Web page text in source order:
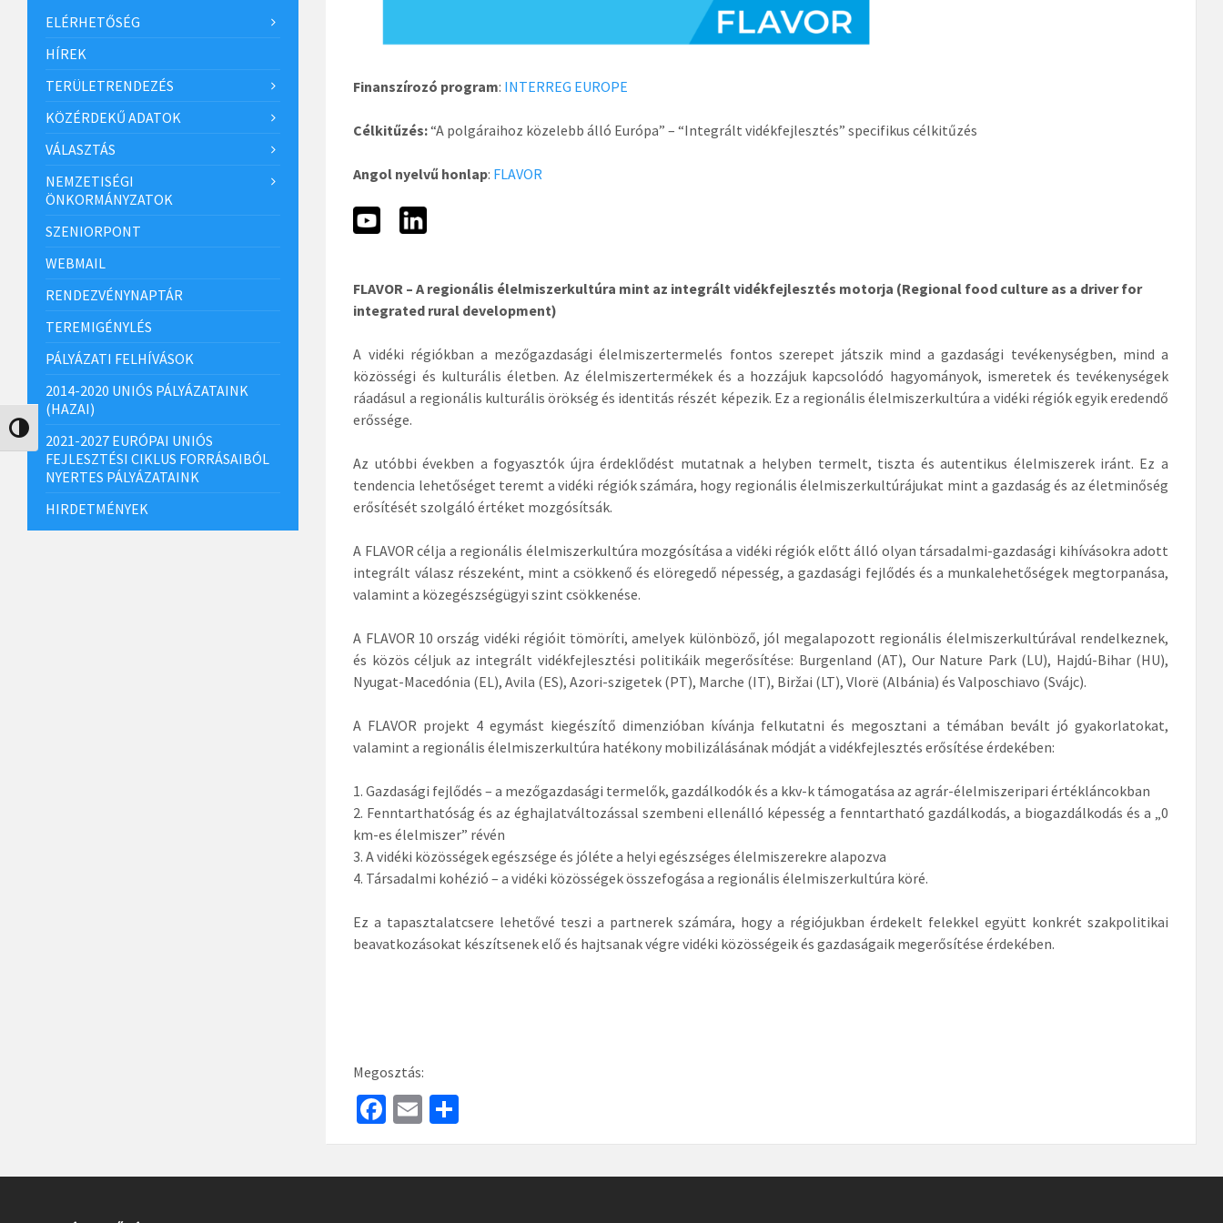
Nagy kontraszt váltása
Finanszírozó program: INTERREG EUROPE
Célkitűzés:“A polgáraihoz közelebb álló Európa” – “Integrált vidékfejlesztés” specifikus célkitűzés
Angol nyelvű honlap: FLAVOR
FLAVOR – A regionális élelmiszerkultúra mint az integrált vidékfejlesztés motorja (Regional food culture as a driver for
integrated rural development)
A vidéki régiókban a mezőgazdasági élelmiszertermelés fontos szerepet játszik mind a gazdasági tevékenységben, mind a
közösségi és kulturális életben. Az élelmiszertermékek és a hozzájuk kapcsolódó hagyományok, ismeretek és tevékenységek
ráadásul a regionális kulturális örökség és identitás részét képezik. Ez a regionális élelmiszerkultúra a vidéki régiók egyik eredendő
erőssége.
Az utóbbi években a fogyasztók újra érdeklődést mutatnak a helyben termelt, tiszta és autentikus élelmiszerek iránt. Ez a
tendencia lehetőséget teremt a vidéki régiók számára, hogy regionális élelmiszerkultúrájukat mint a gazdaság és az életminőség
erősítését szolgáló értéket mozgósítsák.
A FLAVOR célja a regionális élelmiszerkultúra mozgósítása a vidéki régiók előtt álló olyan társadalmi-gazdasági kihívásokra adott
integrált válasz részeként, mint a csökkenő és elöregedő népesség, a gazdasági fejlődés és a munkalehetőségek megtorpanása,
valamint a közegészségügyi szint csökkenése.
A FLAVOR 10 ország vidéki régióit tömöríti, amelyek különböző, jól megalapozott regionális élelmiszerkultúrával rendelkeznek,
és közös céljuk az integrált vidékfejlesztési politikáik megerősítése: Burgenland (AT), Our Nature Park (LU), Hajdú-Bihar (HU),
Nyugat-Macedónia (EL), Avila (ES), Azori-szigetek (PT), Marche (IT), Biržai (LT), Vlorë (Albánia) és Valposchiavo (Svájc).
A FLAVOR projekt 4 egymást kiegészítő dimenzióban kívánja felkutatni és megosztani a témában bevált jó gyakorlatokat,
valamint a regionális élelmiszerkultúra hatékony mobilizálásának módját a vidékfejlesztés erősítése érdekében:
1. Gazdasági fejlődés – a mezőgazdasági termelők, gazdálkodók és a kkv-k támogatása az agrár-élelmiszeripari értékláncokban
2. Fenntarthatóság és az éghajlatváltozással szembeni ellenálló képesség a fenntartható gazdálkodás, a biogazdálkodás és a „0
km-es élelmiszer” révén
3. A vidéki közösségek egészsége és jóléte a helyi egészséges élelmiszerekre alapozva
4. Társadalmi kohézió – a vidéki közösségek összefogása a regionális élelmiszerkultúra köré.
Ez a tapasztalatcsere lehetővé teszi a partnerek számára, hogy a régiójukban érdekelt felekkel együtt konkrét szakpolitikai
beavatkozásokat készítsenek elő és hajtsanak végre vidéki közösségeik és gazdaságaik megerősítése érdekében.
Megosztás:
Fa
ce
b
E
m
ai
h
ar
ELÉRHETŐSÉG
HÍREK
TERÜLETRENDEZÉS
KÖZÉRDEKŰ ADATOK
VÁLASZTÁS
NEMZETISÉGI
ÖNKORMÁNYZATOK
SZENIORPONT
WEBMAIL
RENDEZVÉNYNAPTÁR
TEREMIGÉNYLÉS
PÁLYÁZATI FELHÍVÁSOK
2014-2020 UNIÓS PÁLYÁZATAINK
(HAZAI)
2021-2027 EURÓPAI UNIÓS
FEJLESZTÉSI CIKLUS FORRÁSAIBÓL
NYERTES PÁLYÁZATAINK
HIRDETMÉNYEK